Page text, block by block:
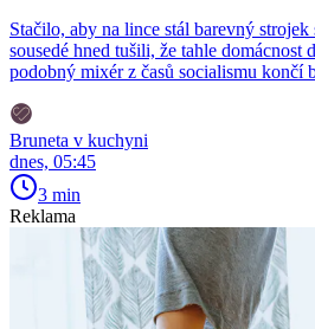
Stačilo, aby na lince stál barevný
sousedé hned tušili, že tahle domácnost
podobný mixér z časů socialismu končí
Bruneta v kuchyni
dnes, 05:45
3 min
Reklama